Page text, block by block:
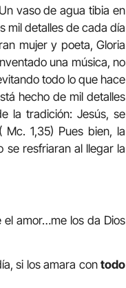
Un vaso de agua tibia en
mil detalles de cada día
mujer y poeta, Gloria
una música, no
todo lo que hace
hecho de mil detalles
la tradición: Jesús, se
1,35) Pues bien, la
se resfriaran al llegar la
el amor…me los da Dios
si los amara con todo